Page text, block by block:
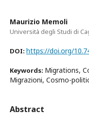
Maurizio Memoli
Università degli Studi di
DOI: https://doi.org/
Keywords: Migrations,
Migrazioni, Cosmo-
Abstract